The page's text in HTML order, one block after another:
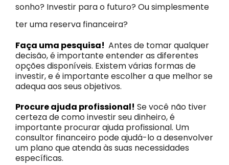
sonho? Investir para o futuro? Ou simplesmente
ter uma reserva financeira?
Faça uma pesquisa! Antes de tomar qualquer
decisão, é importante entender as diferentes
opções disponíveis. Existem várias formas de
investir, e é importante escolher a que melhor se
adequa aos seus objetivos.
Procure ajuda profissional! Se você não tiver
certeza de como investir seu dinheiro, é
importante procurar ajuda profissional. Um
consultor financeiro pode ajudá-lo a desenvolver
um plano que atenda às suas necessidades
específicas.